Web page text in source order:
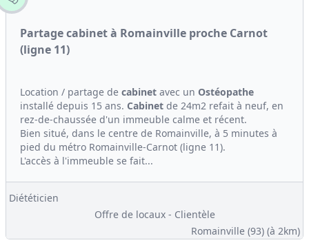
Partage cabinet à Romainville proche Carnot
(ligne 11)
Location / partage de cabinet avec un Ostéopathe
installé depuis 15 ans. Cabinet de 24m2 refait à neuf, en
rez-de-chaussée d'un immeuble calme et récent.
Bien situé, dans le centre de Romainville, à 5 minutes à
pied du métro Romainville-Carnot (ligne 11).
L'accès à l'immeuble se fait...
Diététicien
Offre de locaux - Clientèle
Romainville (93) (à 2km)